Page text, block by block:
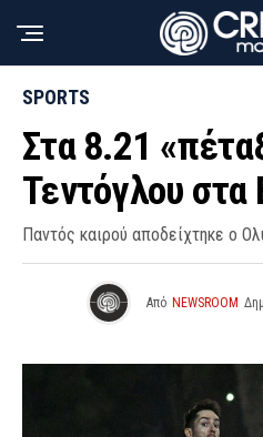
SPORTS
Στα 8.21
Τεντόγλου
Παντός καιρού αποδείχτηκε ο
Από NEWSROOM